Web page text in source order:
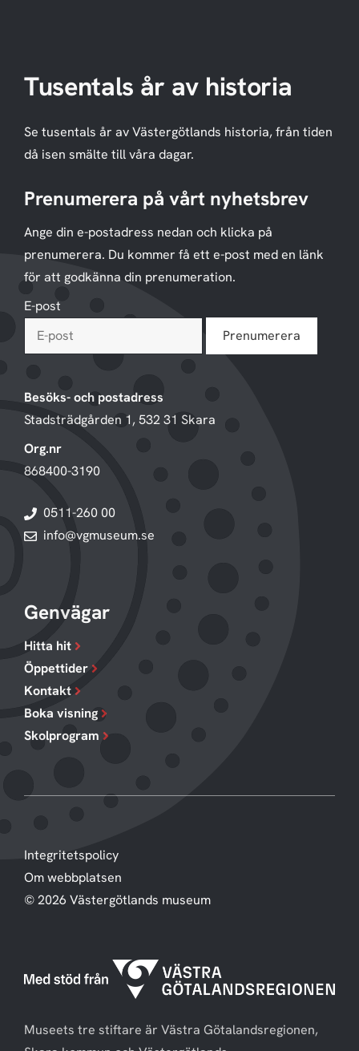
Tusentals år av historia
Se tusentals år av Västergötlands historia, från tiden
då isen smälte till våra dagar.
Prenumerera på vårt nyhetsbrev
Ange din e-postadress nedan och klicka på
prenumerera. Du kommer få ett e-post med en länk
för att godkänna din prenumeration.
E-post
Besöks- och postadress
Stadsträdgården 1, 532 31 Skara
Org.nr
868400-3190
0511-260 00
info@vgmuseum.se
Genvägar
Hitta hit
Öppettider
Kontakt
Boka visning
Skolprogram
© 2026 Västergötlands museum
Integritetspolicy
Om webbplatsen
Museets tre stiftare är Västra Götalandsregionen,